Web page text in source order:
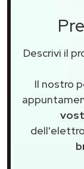
Descrivi il
Il nostro